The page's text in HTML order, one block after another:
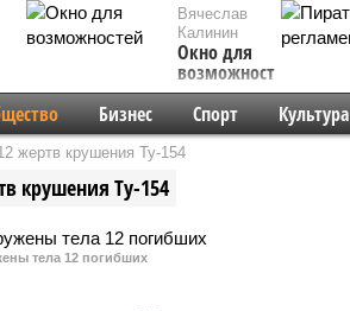
Вячеслав
Калинин
Окно для
возможностей
Бизнес Спорт Культура
жертв крушения Ту-154
крушения Ту-154
тела 12 погибших